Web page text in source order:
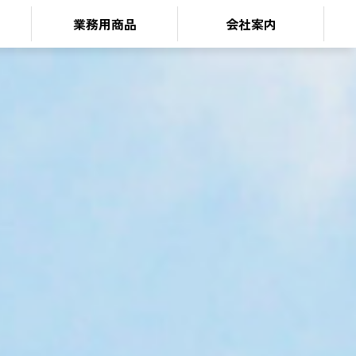
業務用商品 会社案内